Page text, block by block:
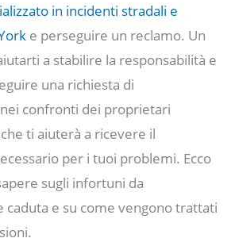
in incidenti stradali e
e perseguire un reclamo. Un
a stabilire la responsabilità e
una richiesta di
confronti dei proprietari
ti aiuterà a ricevere il
per i tuoi problemi. Ecco
sugli infortuni da
caduta e su come vengono trattati